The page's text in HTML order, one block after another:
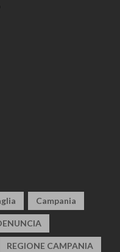
Campania
REGIONE CAMPANIA